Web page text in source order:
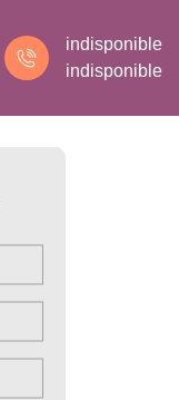
indisponible
indisponible